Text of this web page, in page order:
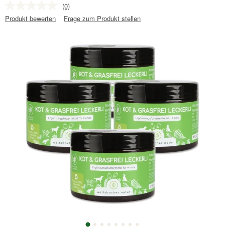
(0)
Produkt bewerten
Frage zum Produkt stellen